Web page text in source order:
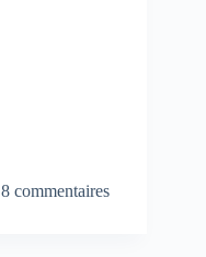
8 commentaires